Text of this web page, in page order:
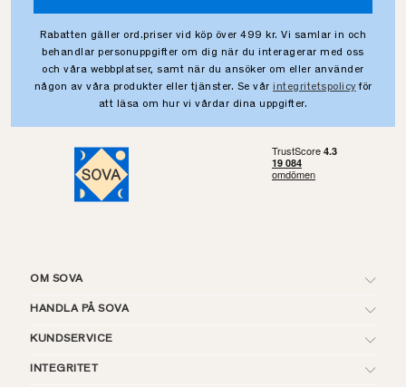
Rabatten gäller ord.priser vid köp över 499 kr. Vi samlar in och
behandlar personuppgifter om dig när du interagerar med oss
och våra webbplatser, samt när du ansöker om eller använder
någon av våra produkter eller tjänster. Se vår integritetspolicy för
att läsa om hur vi vårdar dina uppgifter.
OM SOVA
HANDLA PÅ SOVA
KUNDSERVICE
INTEGRITET